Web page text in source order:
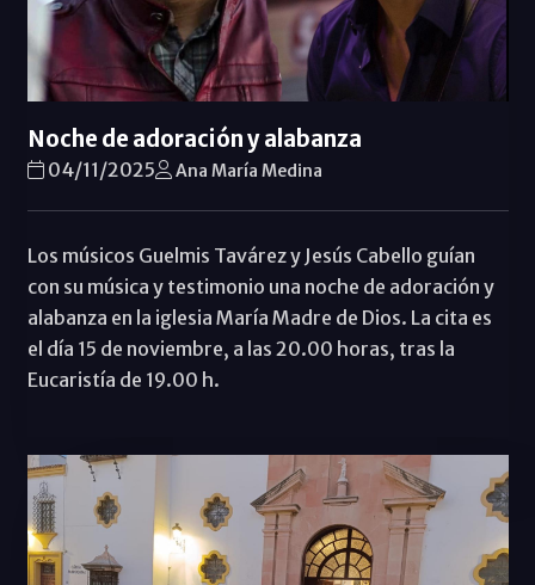
Noche de adoración y alabanza
04/11/2025 Ana María Medina
Los músicos Guelmis Tavárez y Jesús Cabello guían
con su música y testimonio una noche de adoración y
alabanza en la iglesia María Madre de Dios. La cita es
el día 15 de noviembre, a las 20.00 horas, tras la
Eucaristía de 19.00 h.